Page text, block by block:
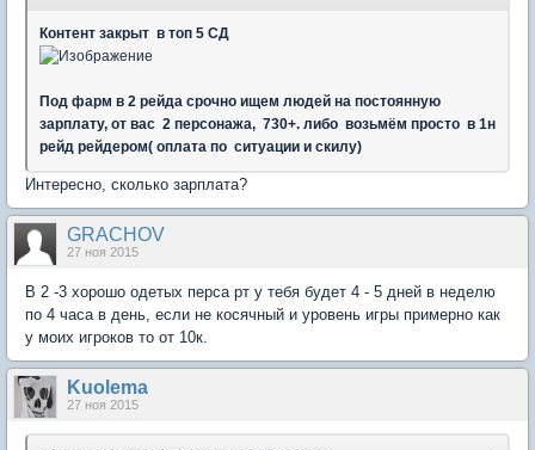
Контент закрыт в топ 5 СД
Под фарм в 2 рейда срочно ищем людей на постоянную
зарплату, от вас 2 персонажа, 730+. либо возьмём просто в 1н
рейд рейдером( оплата по ситуации и скилу)
Интересно, сколько зарплата?
GRACHOV
27 ноя 2015
В 2 -3 хорошо одетых перса рт у тебя будет 4 - 5 дней в неделю
по 4 часа в день, если не косячный и уровень игры примерно как
у моих игроков то от 10к.​
Kuolema
27 ноя 2015